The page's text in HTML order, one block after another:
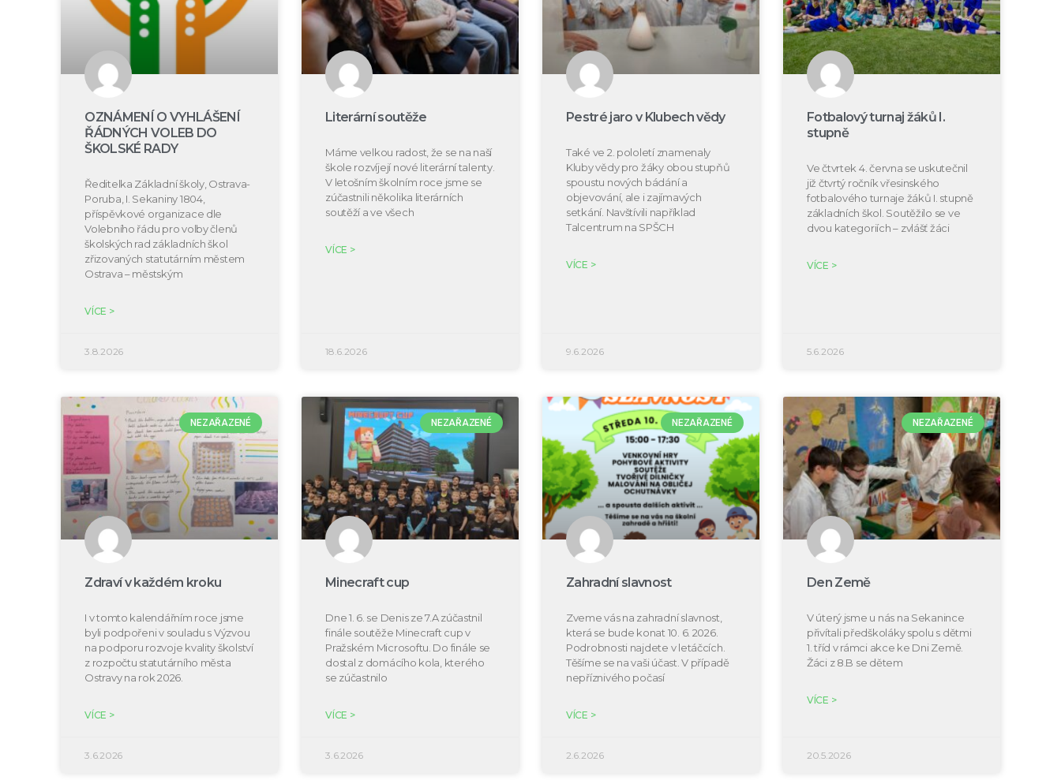
OZNÁMENÍ O VYHLÁŠENÍ
ŘÁDNÝCH VOLEB DO
ŠKOLSKÉ RADY
Ředitelka Základní školy, Ostrava-
Poruba, I. Sekaniny 1804,
příspěvkové organizace dle
Volebního řádu pro volby členů
školských rad základních škol
zřizovaných statutárním městem
Ostrava – městským
VÍCE >
3.8.2026
Literární soutěže
Máme velkou radost, že se na naší
škole rozvíjejí nové literární talenty.
V letošním školním roce jsme se
zúčastnili několika literárních
soutěží a ve všech
VÍCE >
18.6.2026
Pestré jaro v Klubech vědy
Také ve 2. pololetí znamenaly
Kluby vědy pro žáky obou stupňů
spoustu nových bádání a
objevování, ale i zajímavých
setkání. Navštívili například
Talcentrum na SPŠCH
VÍCE >
9.6.2026
Fotbalový turnaj žáků I.
stupně
Ve čtvrtek 4. června se uskutečnil
již čtvrtý ročník vřesinského
fotbalového turnaje žáků I. stupně
základních škol. Soutěžilo se ve
dvou kategoriích – zvlášť žáci
VÍCE >
5.6.2026
NEZAŘAZENÉ
Zdraví v každém kroku
I v tomto kalendářním roce jsme
byli podpořeni v souladu s Výzvou
na podporu rozvoje kvality školství
z rozpočtu statutárního města
Ostravy na rok 2026.
VÍCE >
3.6.2026
NEZAŘAZENÉ
Minecraft cup
Dne 1. 6. se Denis ze 7.A zúčastnil
finále soutěže Minecraft cup v
Pražském Microsoftu. Do finále se
dostal z domácího kola, kterého
se zúčastnilo
VÍCE >
3.6.2026
NEZAŘAZENÉ
Zahradní slavnost
Zveme vás na zahradní slavnost,
která se bude konat 10. 6. 2026.
Podrobnosti najdete v letáčcích.
Těšíme se na vaši účast. V případě
nepříznivého počasí
VÍCE >
2.6.2026
NEZAŘAZENÉ
Den Země
V úterý jsme u nás na Sekanince
přivítali předškoláky spolu s dětmi
1. tříd v rámci akce ke Dni Země.
Žáci z 8.B se dětem
VÍCE >
20.5.2026